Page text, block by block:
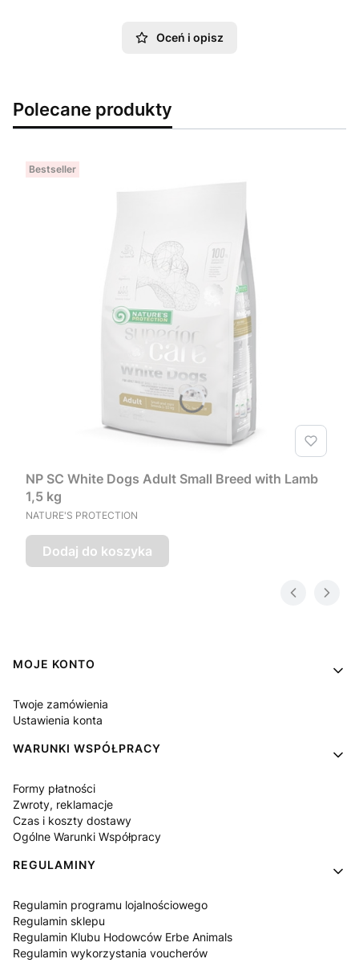
Oceń i opisz
Polecane produkty
Bestseller
NP SC White Dogs Adult Small Breed with Lamb
1,5 kg
PRODUCENT
NATURE'S PROTECTION
Dodaj do koszyka
Linki w stopce
MOJE KONTO
Twoje zamówienia
Ustawienia konta
WARUNKI WSPÓŁPRACY
Formy płatności
Zwroty, reklamacje
Czas i koszty dostawy
Ogólne Warunki Współpracy
REGULAMINY
Regulamin programu lojalnościowego
Regulamin sklepu
Regulamin Klubu Hodowców Erbe Animals
Regulamin wykorzystania voucherów